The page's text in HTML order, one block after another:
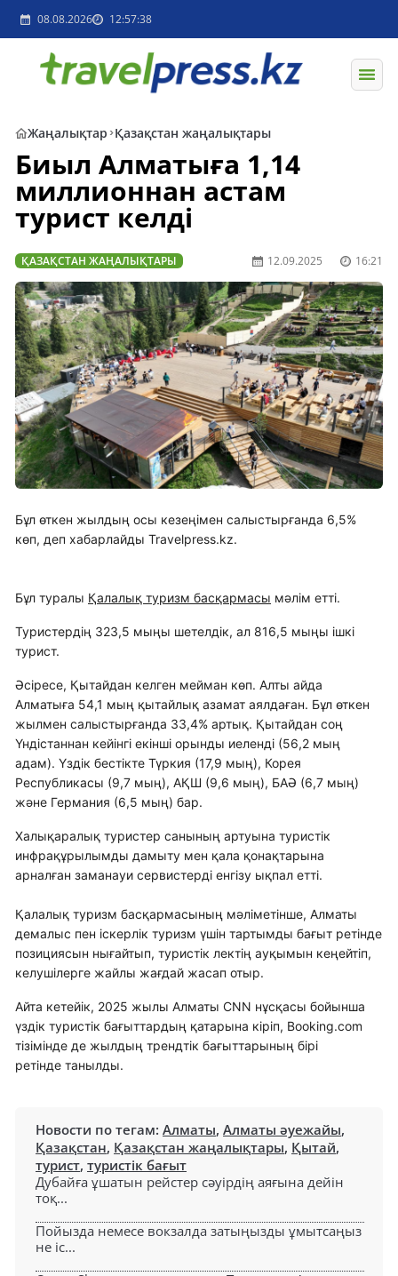
08.08.2026 12:57:38
Жаңалықтар Қазақстан жаңалықтары
Биыл Алматыға 1,14
миллионнан астам
турист келді
ҚАЗАҚСТАН ЖАҢАЛЫҚТАРЫ 12.09.2025 16:21
Бұл өткен жылдың осы кезеңімен салыстырғанда 6,5%
көп, деп хабарлайды Travelpress.kz.
Бұл туралы Қалалық туризм басқармасы мәлім етті.
Туристердің 323,5 мыңы шетелдік, ал 816,5 мыңы ішкі
турист.
Әсіресе, Қытайдан келген мейман көп. Алты айда
Алматыға 54,1 мың қытайлық азамат аялдаған. Бұл өткен
жылмен салыстырғанда 33,4% артық. Қытайдан соң
Үндістаннан кейінгі екінші орынды иеленді (56,2 мың
адам). Үздік бестікте Түркия (17,9 мың), Корея
Республикасы (9,7 мың), АҚШ (9,6 мың), БАӘ (6,7 мың)
және Германия (6,5 мың) бар.
Халықаралық туристер санының артуына туристік
инфрақұрылымды дамыту мен қала қонақтарына
арналған заманауи сервистерді енгізу ықпал етті.
Қалалық туризм басқармасының мәліметінше, Алматы
демалыс пен іскерлік туризм үшін тартымды бағыт ретінде
позициясын нығайтып, туристік лектің ауқымын кеңейтіп,
келушілерге жайлы жағдай жасап отыр.
Айта кетейік, 2025 жылы Алматы CNN нұсқасы бойынша
үздік туристік бағыттардың қатарына кіріп, Booking.com
тізімінде де жылдың трендтік бағыттарының бірі
ретінде танылды.
Новости по тегам: Алматы, Алматы әуежайы,
Қазақстан, Қазақстан жаңалықтары, Қытай,
турист, туристік бағыт
Дубайға ұшатын рейстер сәуірдің аяғына дейін
тоқ...
Пойызда немесе вокзалда затыңызды ұмытсаңыз
не іс...